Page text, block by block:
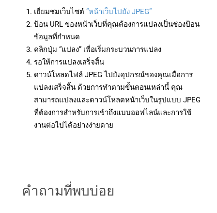
เยี่ยมชมเว็บไซต์ “หน้าเว็บไปยัง JPEG”
ป้อน URL ของหน้าเว็บที่คุณต้องการแปลงเป็นช่องป้อน
ข้อมูลที่กำหนด
คลิกปุ่ม “แปลง” เพื่อเริ่มกระบวนการแปลง
รอให้การแปลงเสร็จสิ้น
ดาวน์โหลดไฟล์ JPEG ไปยังอุปกรณ์ของคุณเมื่อการ
แปลงเสร็จสิ้น ด้วยการทำตามขั้นตอนเหล่านี้ คุณ
สามารถแปลงและดาวน์โหลดหน้าเว็บในรูปแบบ JPEG
ที่ต้องการสำหรับการเข้าถึงแบบออฟไลน์และการใช้
งานต่อไปได้อย่างง่ายดาย
คำถามที่พบบ่อย